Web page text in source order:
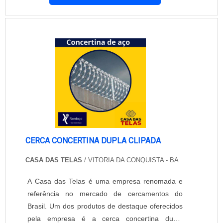
profissionais de grande preparo e experiência
que realizam a....
CERCA CONCERTINA DUPLA CLIPADA
CASA DAS TELAS / VITORIA DA CONQUISTA - BA
A Casa das Telas é uma empresa renomada e
referência no mercado de cercamentos do
Brasil. Um dos produtos de destaque oferecidos
pela empresa é a cerca concertina dupla